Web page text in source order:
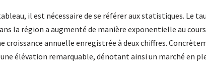
il est nécessaire de se référer aux statistiques. Le
la région a augmenté de manière exponentielle au
croissance annuelle enregistrée à deux chiffres.
élévation remarquable, dénotant ainsi un marché en